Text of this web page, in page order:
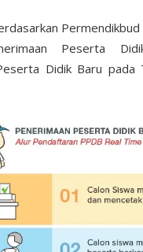
Peserta
Didik Baru pada